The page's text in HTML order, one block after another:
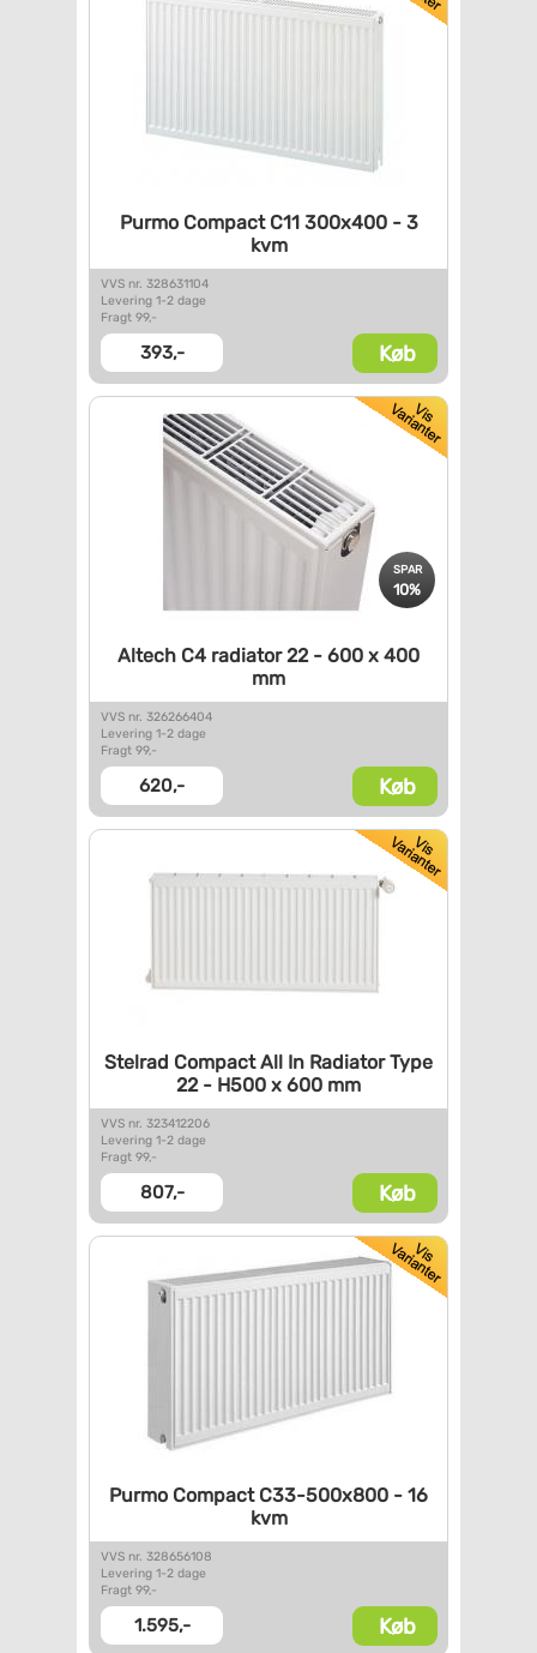
Purmo Compact C11 300x400 - 3
kvm
VVS nr. 328631104
Levering 1-2 dage
Fragt 99,-
393,- Køb
SPAR
10%
Altech C4 radiator 22 - 600 x 400
mm
VVS nr. 326266404
Levering 1-2 dage
Fragt 99,-
620,- Køb
Stelrad Compact All In Radiator Type
22 - H500 x 600 mm
VVS nr. 323412206
Levering 1-2 dage
Fragt 99,-
807,- Køb
Purmo Compact C33-500x800 - 16
kvm
VVS nr. 328656108
Levering 1-2 dage
Fragt 99,-
1.595,- Køb